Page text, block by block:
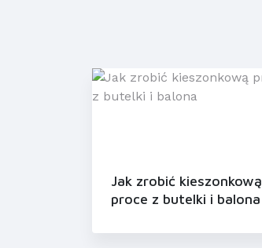
Jak zrobić kieszonkową
proce z butelki i balona